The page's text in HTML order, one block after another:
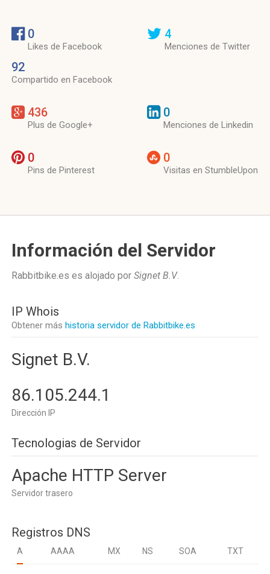
0
Likes de Facebook
92
Compartido en Facebook
4
Menciones de Twitter
436
Plus de Google+
0
Menciones de Linkedin
0
Pins de Pinterest
0
Visitas en StumbleUpon
Información del Servidor
Rabbitbike.es es alojado por Signet B.V.
IP Whois
Obtener más historia servidor de Rabbitbike.es
Signet B.V.
86.105.244.1
Dirección IP
Tecnologias de Servidor
Apache HTTP Server
Servidor trasero
Registros DNS
A AAAA MX NS SOA TXT